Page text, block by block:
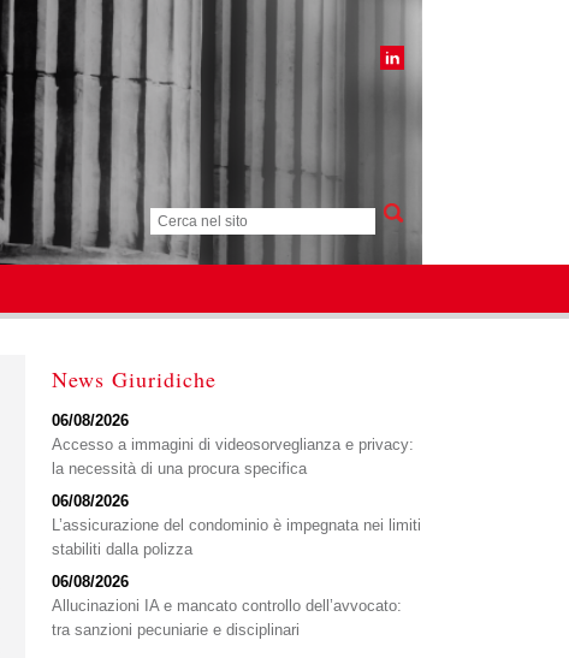
News Giuridiche
06/08/2026
Accesso a immagini di videosorveglianza e privacy:
la necessità di una procura specifica
06/08/2026
L’assicurazione del condominio è impegnata nei limiti
stabiliti dalla polizza
06/08/2026
Allucinazioni IA e mancato controllo dell’avvocato:
tra sanzioni pecuniarie e disciplinari